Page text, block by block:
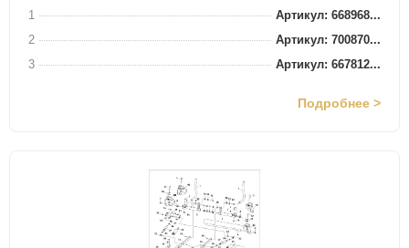
1
Артикул: 668968...
2
Артикул: 700870...
3
Артикул: 667812...
Подробнее >